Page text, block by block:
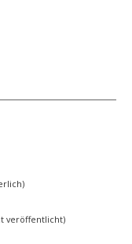
veröffentlicht)